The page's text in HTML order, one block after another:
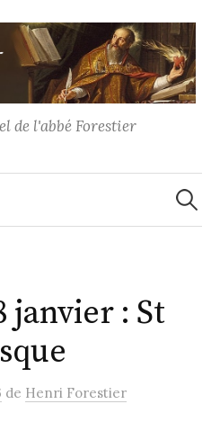
de l'abbé Forestier
janvier : St
de Henri Forestier